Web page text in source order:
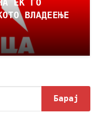
ЕК ГО
ВЛАДЕЕЊЕ
Барај